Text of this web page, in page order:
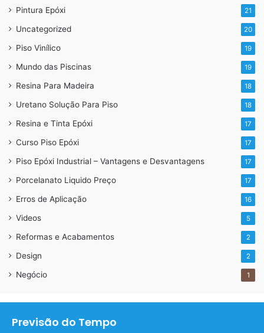
Pintura Epóxi 21
Uncategorized 20
Piso Vinílico 19
Mundo das Piscinas 19
Resina Para Madeira 18
Uretano Solução Para Piso 18
Resina e Tinta Epóxi 17
Curso Piso Epóxi 17
Piso Epóxi Industrial – Vantagens e Desvantagens 17
Porcelanato Liquido Preço 17
Erros de Aplicação 16
Videos 5
Reformas e Acabamentos 2
Design 2
Negócio 1
Previsão do Tempo